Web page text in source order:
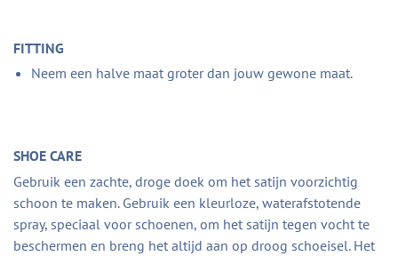
FITTING
Neem een halve maat groter dan jouw gewone maat.
SHOE CARE
Gebruik een zachte, droge doek om het satijn voorzichtig
schoon te maken. Gebruik een kleurloze, waterafstotende
spray, speciaal voor schoenen, om het satijn tegen vocht te
beschermen en breng het altijd aan op droog schoeisel. Het